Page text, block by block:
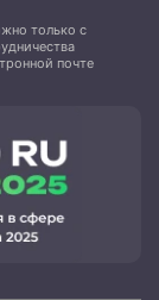
только с
почте